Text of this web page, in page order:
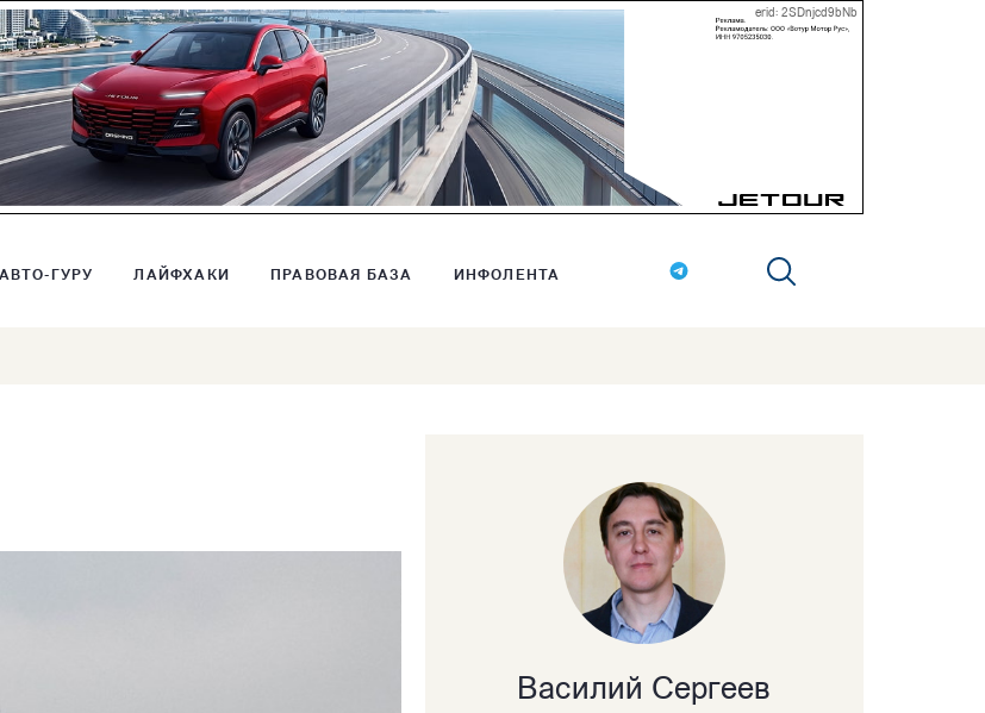
erid: 2SDnjcd9bNb
ГУРУ ЛАЙФХАКИ ПРАВОВАЯ БАЗА ИНФОЛЕНТА
Василий Сергеев